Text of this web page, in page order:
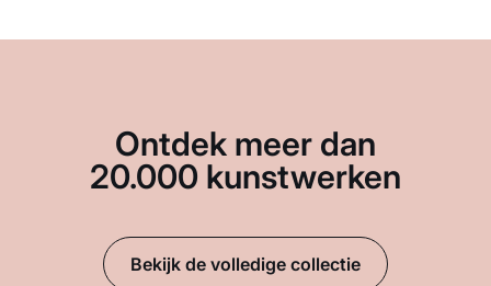
Ontdek meer dan
20.000 kunstwerken
Bekijk de volledige collectie